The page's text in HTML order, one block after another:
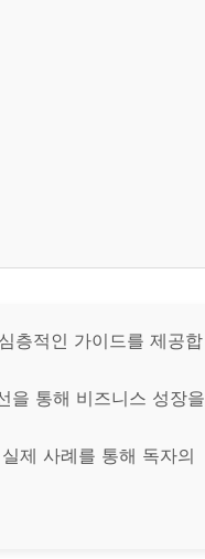
층적인 가이드를 제공합
을 통해 비즈니스 성장을
제 사례를 통해 독자의